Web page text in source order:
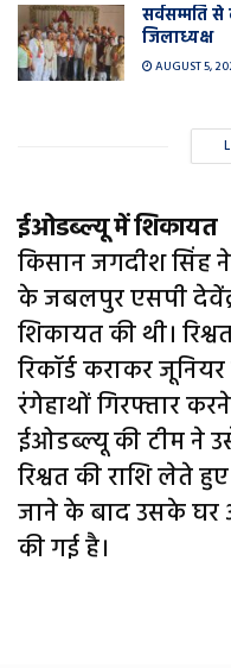
सर्वसम्मति
जिलाध्यक्ष
AUGUST 5,
ईओडब्ल्यू में शिकायत
किसान जगदीश सिंह
के जबलपुर एसपी
शिकायत की थी।
रिकॉर्ड कराकर
रंगेहाथों गिरफ्तार
ईओडब्ल्यू की टीम ने
रिश्वत की राशि लेते
जाने के बाद उसके
की गई है।